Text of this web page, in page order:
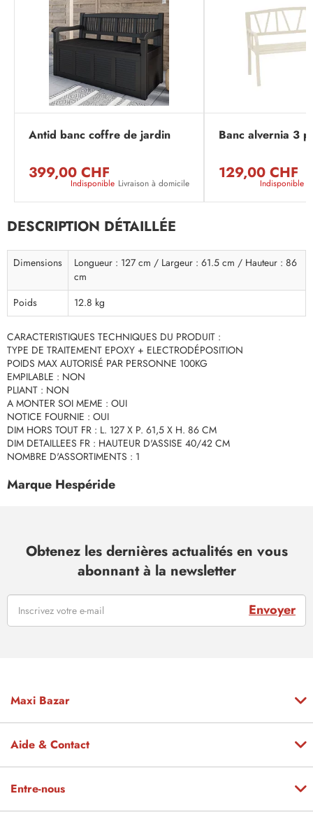
Antid banc coffre de jardin
399,00 CHF
Indisponible Livraison à domicile
Banc alvernia 3
129,00 CHF
Indisponible
DESCRIPTION DÉTAILLÉE
Dimensions
Longueur : 127 cm / Largeur : 61.5 cm / Hauteur : 86
cm
Poids
12.8 kg
CARACTERISTIQUES TECHNIQUES DU PRODUIT :
TYPE DE TRAITEMENT EPOXY + ELECTRODÉPOSITION
POIDS MAX AUTORISÉ PAR PERSONNE 100KG
EMPILABLE : NON
PLIANT : NON
A MONTER SOI MEME : OUI
NOTICE FOURNIE : OUI
DIM HORS TOUT FR : L. 127 X P. 61,5 X H. 86 CM
DIM DETAILLEES FR : HAUTEUR D'ASSISE 40/42 CM
NOMBRE D'ASSORTIMENTS : 1
Marque Hespéride
Obtenez les dernières actualités en vous
abonnant à la newsletter
Envoyer
Maxi Bazar
Aide & Contact
Entre-nous